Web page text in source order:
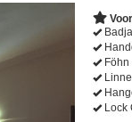
Föhn
Lock